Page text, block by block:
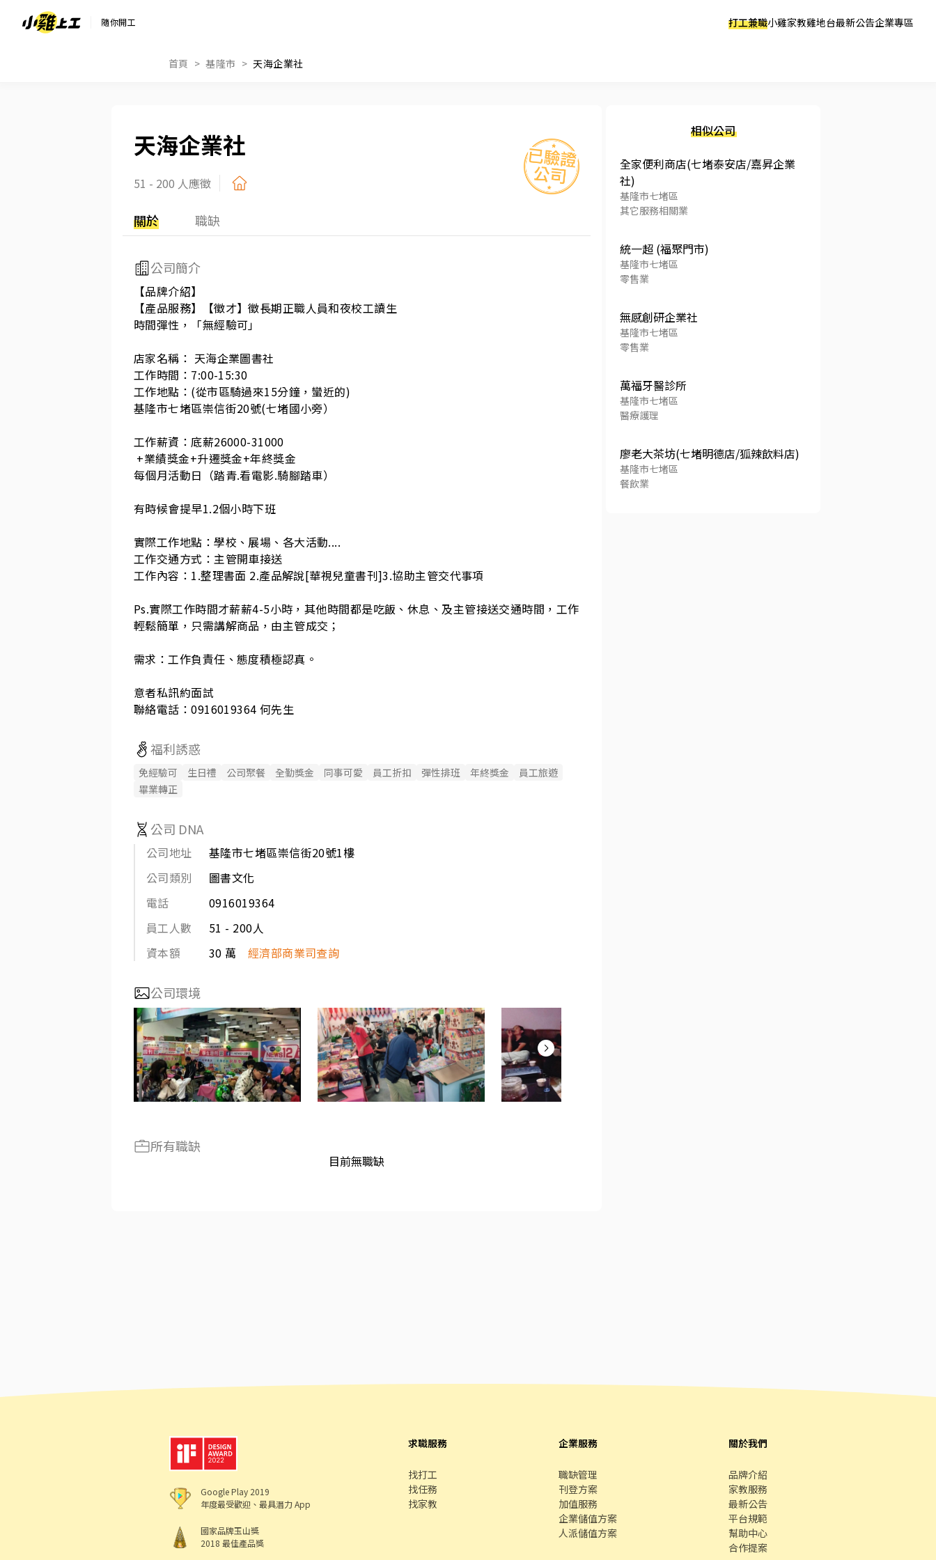
隨你開工 打工兼職小雞家教雞地台最新公告企業專區
首頁 基隆市 天海企業社
天海企業社
51 - 200 人應徵
關於 職缺
公司簡介
【品牌介紹】
【產品服務】【徵才】徵長期正職人員和夜校工讀生
時間彈性，「無經驗可」
店家名稱： 天海企業圖書社
工作時間：7:00-15:30
工作地點：(從市區騎過來15分鐘，蠻近的)
基隆市七堵區崇信街20號(七堵國小旁）
工作薪資：底薪26000-31000
每個月活動日（踏青.看電影.騎腳踏車）
有時候會提早1.2個小時下班
實際工作地點：學校、展場、各大活動....
工作交通方式：主管開車接送
工作內容：1.整理書面 2.產品解說[華視兒童書刊]3.協助主管交代事項
Ps.實際工作時間才薪薪4-5小時，其他時間都是吃飯、休息、及主管接送交通時間，工作
輕鬆簡單，只需講解商品，由主管成交；
需求：工作負責任、態度積極認真。
意者私訊約面試
聯絡電話：0916019364 何先生
福利誘惑
免經驗可 生日禮 公司聚餐 全勤獎金 同事可愛 員工折扣 彈性排班 年終獎金
員工旅遊
畢業轉正
公司 DNA
公司地址
基隆市七堵區崇信街20號1樓
公司類別
圖書文化
電話
0916019364
員工人數
51 - 200人
資本額
30 萬 經濟部商業司查詢
公司環境
所有職缺
目前無職缺
相似公司
全家便利商店(七堵泰安店/嘉昇企業
社)
基隆市七堵區
其它服務相關業
統一超 (福聚門市)
基隆市七堵區
零售業
無感創研企業社
基隆市七堵區
零售業
萬福牙醫診所
基隆市七堵區
醫療護理
廖老大茶坊(七堵明德店/狐辣飲料店)
基隆市七堵區
餐飲業
求職服務
找打工
找任務
找家教
企業服務
職缺管理
刊登方案
加值服務
企業儲值方案
人派儲值方案
關於我們
品牌介紹
家教服務
最新公告
平台規範
幫助中心
合作提案
Google Play 2019
年度最受歡迎、最具潛力 App
國家品牌玉山獎
2018 最佳產品獎